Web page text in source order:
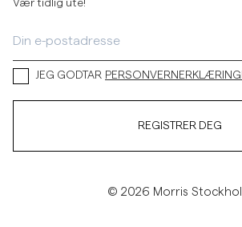
Vær tidlig ute!
JEG GODTAR
REGISTRER DEG
© 2026 Morris